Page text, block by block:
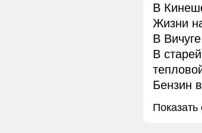
В
Жизни
В
В
Бензин